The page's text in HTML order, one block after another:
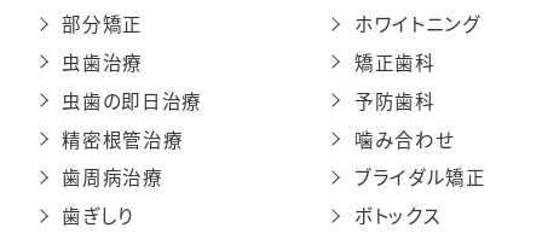
部分矯正
虫歯治療
虫歯の即日治療
精密根管治療
歯周病治療
歯ぎしり
ホワイトニング
矯正歯科
予防歯科
噛み合わせ
ブライダル矯正
ボトックス